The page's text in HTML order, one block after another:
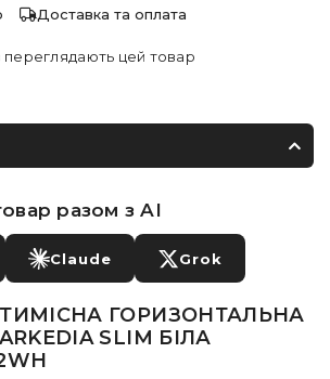
Доставка та оплата
цей товар
разом з AI
Claude Grok
ГОРИЗОНТАЛЬНА
SLIM БІЛА